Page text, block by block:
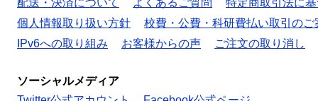
個人情報取り扱い方針
校費・公費・科研費払い取引のご
IPv6への取り組み
お客様からの声 ご注文の取り消し
ソーシャルメディア